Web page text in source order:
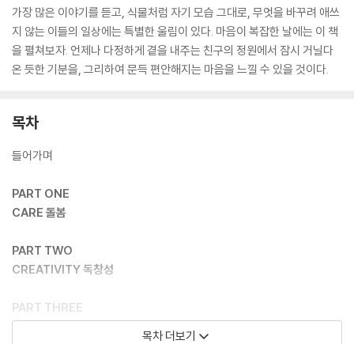
가장 많은 이야기를 듣고, 식물처럼 자기 모습 그대로, 무엇을 바꾸려 애쓰
지 않는 이들의 일상에는 특별한 울림이 있다. 마음이 복잡한 날에는 이 책
을 펼쳐보자. 언제나 다정하게 곁을 내주는 친구의 정원에서 잠시 거닐다
온 듯한 기분을, 그리하여 문득 편안해지는 마음을 느낄 수 있을 것이다.
목차
들어가며
PART ONE
CARE 돌봄
PART TWO
CREATIVITY 독창성
PART THREE
COMMUNITY 커뮤니티
목차 더보기